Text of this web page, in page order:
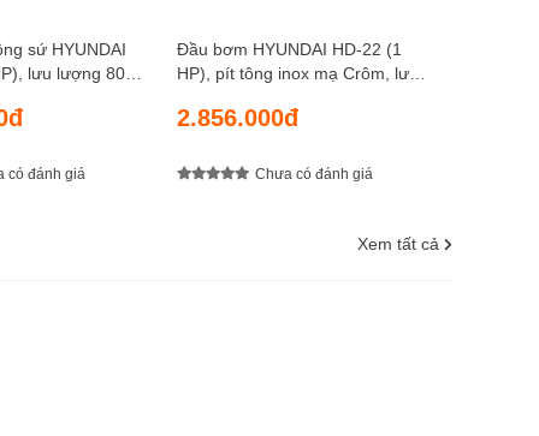
sứ HYUNDAI
80
có đánh giá
Đầu bơm HYUNDAI HD-22 (1
HP), pít tông inox mạ Crôm, lưu
kgf/cm2
2.856.000đ
Chưa có đánh giá
Xem tất cả